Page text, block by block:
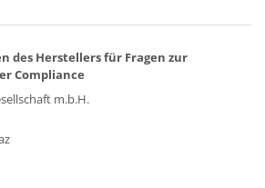
des Herstellers für Fragen zur
Compliance
m.b.H.